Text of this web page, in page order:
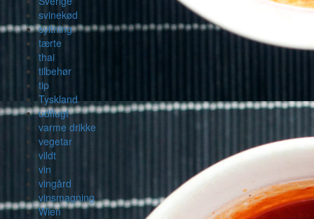
svinekød
syltning
tærte
thai
tilbehør
tip
Tyskland
udflugt
varme drikke
vegetar
vildt
vin
vingård
vinsmagning
Wien